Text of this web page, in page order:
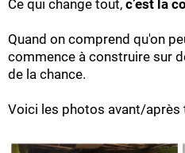
Ce qui change tout, c’est la
Quand on comprend qu'on
commence à construire sur
de la chance.
Voici les photos avant/après